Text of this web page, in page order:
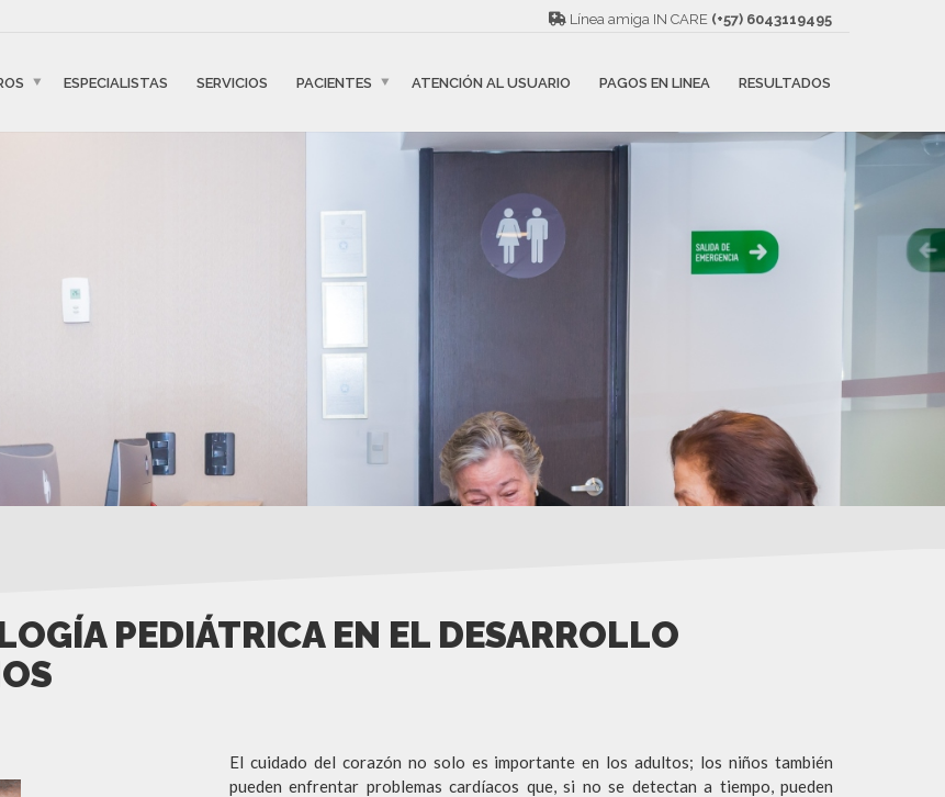
Línea amiga IN CARE (+57) 6043119495
ESPECIALISTAS SERVICIOS PACIENTES ATENCIÓN AL USUARIO PAGOS EN LINEA RESULTADOS
PEDIÁTRICA EN EL DESARROLLO
El cuidado del corazón no solo es importante en los adultos; los niños también
pueden enfrentar problemas cardíacos que, si no se detectan a tiempo, pueden